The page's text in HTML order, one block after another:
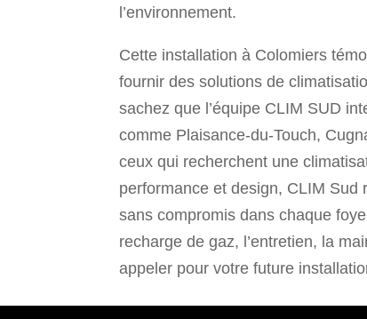
l’environnement.
Cette installation à Colomiers
fournir des solutions de
sachez que l’équipe CLIM SUD
comme Plaisance-du-Touch,
ceux qui recherchent une
performance et design, CLIM
sans compromis dans chaque
recharge de gaz, l’entretien, la
appeler pour votre future